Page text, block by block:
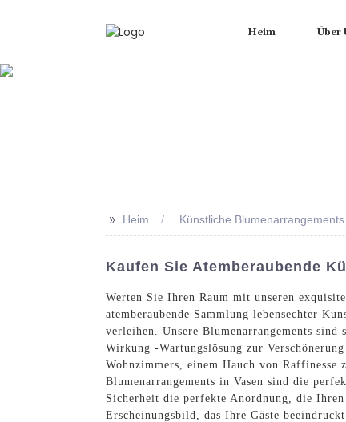
Heim Über
>> Heim Künstliche Blumenarrangements
Kaufen Sie Atemberaubende
Werten Sie Ihren Raum mit unseren
atemberaubende Sammlung lebensechter
verleihen. Unsere Blumenarrangements
Wirkung -Wartungslösung zur
Wohnzimmers, einem Hauch von
Blumenarrangements in Vasen sind die
Sicherheit die perfekte Anordnung, die
Erscheinungsbild, das Ihre Gäste